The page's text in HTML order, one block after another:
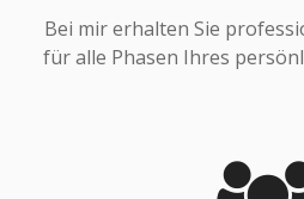
Bei mir erhalten Sie
für alle Phasen Ihres